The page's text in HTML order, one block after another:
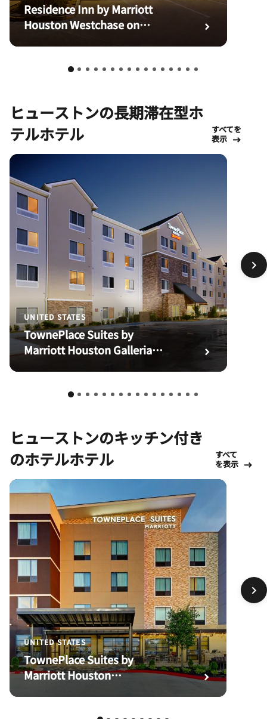
Residence Inn by Marriott
Houston Westchase on
ヒューストンの長期滞在型ホ
テルホテル
すべてを
表示
UNITED STATES
TownePlace Suites by
Marriott Houston Galleria
ヒューストンのキッチン付き
のホテルホテル
すべて
を表示
UNITED STATES
TownePlace Suites by
Marriott Houston